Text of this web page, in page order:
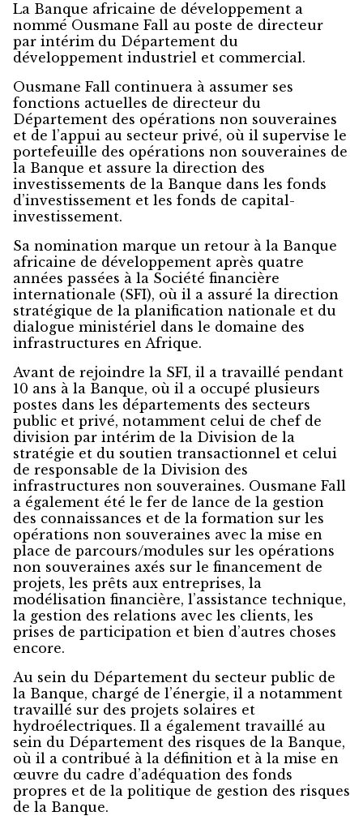
La Banque africaine de développement a
nommé Ousmane Fall au poste de directeur
par intérim du Département du
développement industriel et commercial.
Ousmane Fall continuera à assumer ses
fonctions actuelles de directeur du
Département des opérations non souveraines
et de l’appui au secteur privé, où il supervise le
portefeuille des opérations non souveraines de
la Banque et assure la direction des
investissements de la Banque dans les fonds
d’investissement et les fonds de capital-
investissement.
Sa nomination marque un retour à la Banque
africaine de développement après quatre
années passées à la Société financière
internationale (SFI), où il a assuré la direction
stratégique de la planification nationale et du
dialogue ministériel dans le domaine des
infrastructures en Afrique.
Avant de rejoindre la SFI, il a travaillé pendant
10 ans à la Banque, où il a occupé plusieurs
postes dans les départements des secteurs
public et privé, notamment celui de chef de
division par intérim de la Division de la
stratégie et du soutien transactionnel et celui
de responsable de la Division des
infrastructures non souveraines. Ousmane Fall
a également été le fer de lance de la gestion
des connaissances et de la formation sur les
opérations non souveraines avec la mise en
place de parcours/modules sur les opérations
non souveraines axés sur le financement de
projets, les prêts aux entreprises, la
modélisation financière, l’assistance technique,
la gestion des relations avec les clients, les
prises de participation et bien d’autres choses
encore.
Au sein du Département du secteur public de
la Banque, chargé de l’énergie, il a notamment
travaillé sur des projets solaires et
hydroélectriques. Il a également travaillé au
sein du Département des risques de la Banque,
où il a contribué à la définition et à la mise en
œuvre du cadre d’adéquation des fonds
propres et de la politique de gestion des risques
de la Banque.